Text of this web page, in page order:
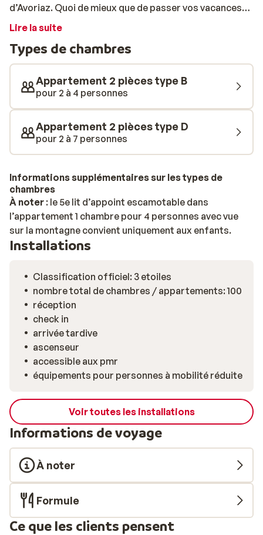
d’Avoriaz. Quoi de mieux que de passer vos vacances
dans un appartement tout confort? Les appartements
vous détendre, du sauna et du hammam. Le bâtiment
est relié au centre d’Avoriaz par des passages publics
(des escaliers pour descendre et quatre escalators
pour remonter), où vous trouverez boutiques,
restaurants et bars conviviaux. De plus, la résidence
est directement située sur les pistes, ce qui vous
permet de skier jusque devant la porte!
Lire la suite
Types de chambres
Appartement 2 pièces type B
pour 2 à 4 personnes
Appartement 2 pièces type D
pour 2 à 7 personnes
Informations supplémentaires sur les types de
chambres
À noter : le 5e lit d’appoint escamotable dans
l’appartement 1 chambre pour 4 personnes avec vue
sur la montagne convient uniquement aux enfants.
Installations
Classification officiel: 3 etoiles
nombre total de chambres / appartements: 100
réception
check in
arrivée tardive
ascenseur
accessible aux pmr
équipements pour personnes à mobilité réduite
Voir toutes les installations
Informations de voyage
À noter
Formule
Ce que les clients pensent